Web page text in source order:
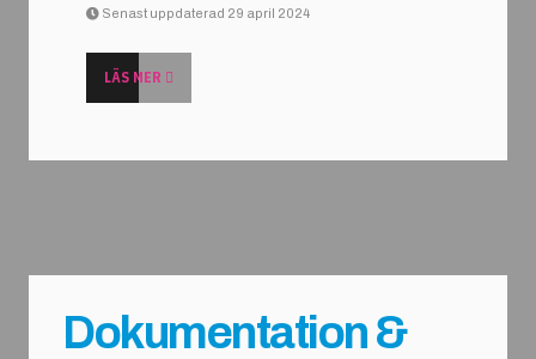
Senast uppdaterad 29 april 2024
LÄS MER
Dokumentation &